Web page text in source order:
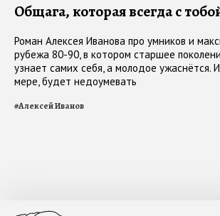
Общага, которая всегда с
Роман Алексея Иванова про умников и
рубежа 80-90, в котором старшее
узнает самих себя, а молодое ужаснётся.
мере, будет недоумевать
#Алексей Иванов